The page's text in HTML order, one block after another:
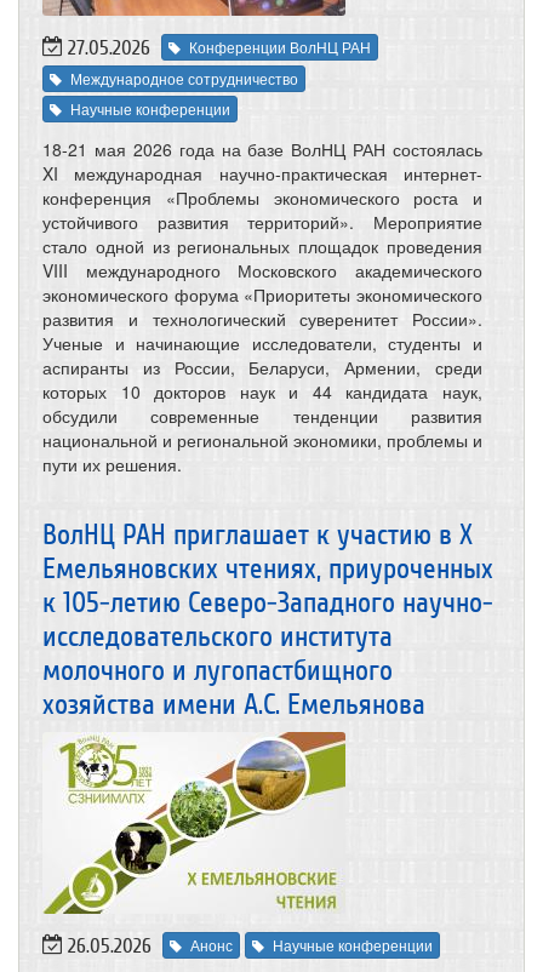
27.05.2026
Конференции ВолНЦ РАН
Международное сотрудничество
Научные конференции
18-21 мая 2026 года на базе ВолНЦ РАН состоялась
XI международная научно-практическая интернет-
конференция «Проблемы экономического роста и
устойчивого развития территорий». Мероприятие
стало одной из региональных площадок проведения
VIII международного Московского академического
экономического форума «Приоритеты экономического
развития и технологический суверенитет России».
Ученые и начинающие исследователи, студенты и
аспиранты из России, Беларуси, Армении, среди
которых 10 докторов наук и 44 кандидата наук,
обсудили современные тенденции развития
национальной и региональной экономики, проблемы и
пути их решения.
ВолНЦ РАН приглашает к участию в X
Емельяновских чтениях, приуроченных
к 105-летию Северо-Западного научно-
исследовательского института
молочного и лугопастбищного
хозяйства имени А.С. Емельянова
26.05.2026 Анонс Научные конференции